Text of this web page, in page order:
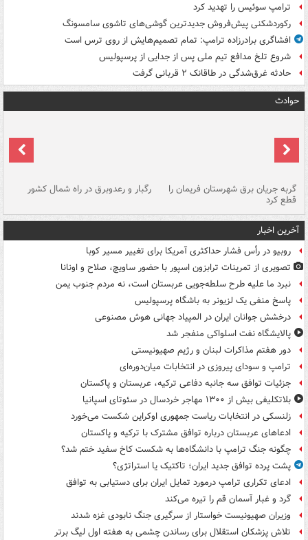
ترامپ سوئیس را تهدید کرد
رکوردشکنی پیش‌فروش جدیدترین گوشی‌های تاشوی سامسونگ
افشاگری برادرزاده ترامپ: تمام تصمیم‌هایش از روی ترس است
شروع تلخ مدافع تیم ملی پس از جدایی از پرسپولیس
حادثه غرق‌شدگی در طاقانک ۲ قربانی گرفت
حوادث
گربه جریان برق شهرستان فریمان را
قطع کرد
رگبار و رعدوبرق در راه شمال کشور
آخرین اخبار
روبیو در رأس فشار حداکثری آمریکا برای تغییر مسیر کوبا
تصویری از تمرینات ترابزون اسپور با حضور ساویچ، صلاح و اونانا
نبرد ما علیه طرح سلطه‌جویی عربستان است، نه مردم جنوب یمن
پاسخ منفی یک لزیونر به باشگاه پرسپولیس
درخشش جوانان ایران در المپیاد جهانی هوش مصنوعی
پالایشگاه نفت اسلواکی منفجر شد
دور هفتم مذاکرات لبنان و رژیم صهیونیستی
ترامپ و سودای پیروزی در انتخابات میان‌دوره‌ای
جزئیات توافق سه جانبه دفاعی ترکیه، عربستان و پاکستان
بلاتکلیفی بیش از ۱۳۰۰ مهاجر خردسال در سئوتای اسپانیا
زلنسکی در انتخابات ریاست جمهوری اوکراین شکست می‌خورد
ادعاهای عربستان درباره توافق مشترک با ترکیه و پاکستان
چگونه جنگ ترامپ با دانشگاه‌ها به شکست کاخ سفید ختم شد؟
پشت پرده توافق جدید ایران؛ تاکتیک یا استراتژی؟
ادعای تکراری ترامپ درمورد تمایل ایران برای دستیابی به توافق
گرد و غبار آسمان قم را تیره می‌کند
وزیران صهیونیست خواستار از سرگیری جنگ نابودی غزه شدند
تلاش پزشکان استقلال برای رساندن چشمی به هفته اول لیگ برتر